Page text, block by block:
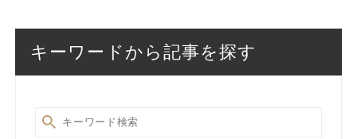
キーワードから記事を探す